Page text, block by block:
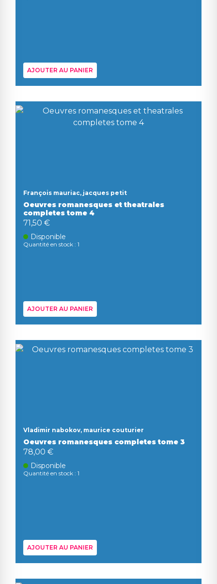
AJOUTER AU PANIER
François mauriac, jacques petit
Oeuvres romanesques et theatrales
completes tome 4
71,50 €
Disponible
Quantité en stock : 1
AJOUTER AU PANIER
Vladimir nabokov, maurice couturier
Oeuvres romanesques completes tome 3
78,00 €
Disponible
Quantité en stock : 1
AJOUTER AU PANIER